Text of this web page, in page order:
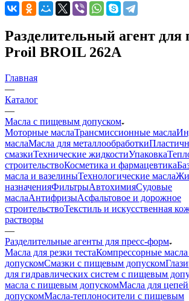
Разделительный агент для
Proil BROIL 262A
Главная
—
Каталог
—
Масла с пищевым допуском
Моторные маслаТрансмиссионные масла
маслаМасла для металлообработки
смазкиТехнические жидкостиУпаковка
строительствоКосметика и фармацевтика
масла и вазелиныТехнологические масла
назначенияФильтрыАвтохимияСудовые
маслаАнтифризыАсфальтовое и дорожное
строительствоТекстиль и искусственная
растворы
—
Разделительные агенты для пресс-форм
Масла для резки тестаКомпрессорные
допускомСмазки с пищевым допуском
для гидравлических систем с пищевым
масла с пищевым допускомМасла для
допускомМасла-теплоносители с пищевым